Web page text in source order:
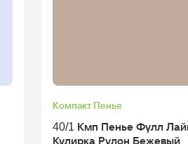
Компакт Пенье
40/1 Кмп Пенье Фулл
Кулирка Рулон Бежевый